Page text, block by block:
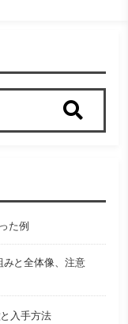
た例
と全体像、注意
入手方法